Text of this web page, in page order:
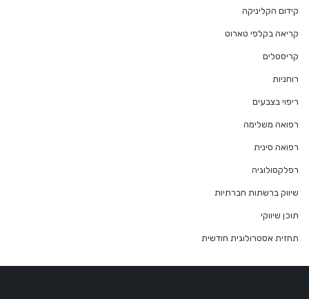
קידום הקליניקה
קריאה בקלפי טארוט
קריסטלים
רוחניות
ריפוי בצבעים
רפואה משלימה
רפואה סינית
רפלקסולוגיה
שיווק ברשתות חברתיות
תוכן שיווקי
תחזית אסטרולוגית חודשית